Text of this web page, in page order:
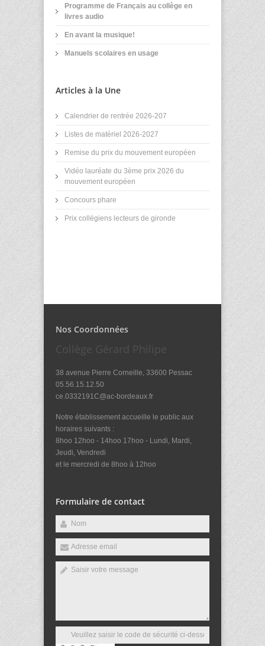
Programme de Français au collège en
livres audio
En avant la musique!
Manuels scolaires en usage
Articles à la Une
Calendrier de rentrée 2026-207
Listes de matériel 2026-2027
Remise du prix du mouvement européen
Vidéo lauréate du 3ème prix 2026 du
mouvement européen
Concours phare
Prix collégiens lecteurs de gironde
Nos Coordonnées
Collège Gérard Philipe
38 avenue Pierre Corneille, 33600 Pessac
05.56.15.12.50
ce.0332191C@ac-bordeaux.fr
Notre établissement accueille le public aux
horaires suivants :
8hoo 12hoo - 14hoo 17hoo - Lundi, Mardi,
Jeudi, Vendredi
et le mercredi de 8hoo à 12hoo
Formulaire de contact